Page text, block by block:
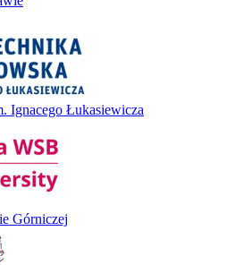
Ignacego Łukasiewicza
Górniczej